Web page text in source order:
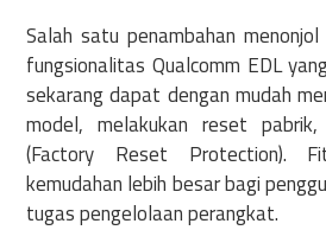
Salah satu penambahan
fungsionalitas Qualcomm EDL
sekarang dapat dengan mudah
model, melakukan reset
(Factory Reset Protection).
kemudahan lebih besar bagi
tugas pengelolaan perangkat.